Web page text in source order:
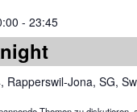
-23:45
Rapperswil-Jona, SG,